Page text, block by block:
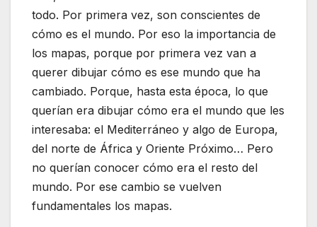
todo. Por primera vez, son conscientes de
cómo es el mundo. Por eso la importancia de
los mapas, porque por primera vez van a
querer dibujar cómo es ese mundo que ha
cambiado. Porque, hasta esta época, lo que
querían era dibujar cómo era el mundo que les
interesaba: el Mediterráneo y algo de Europa,
del norte de África y Oriente Próximo… Pero
no querían conocer cómo era el resto del
mundo. Por ese cambio se vuelven
fundamentales los mapas.